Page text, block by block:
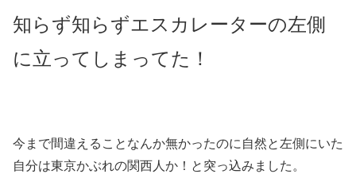
知らず知らずエスカレーターの左側
に立ってしまってた！
今まで間違えることなんか無かったのに自然と左側にいた
自分は東京かぶれの関西人か！と突っ込みました。